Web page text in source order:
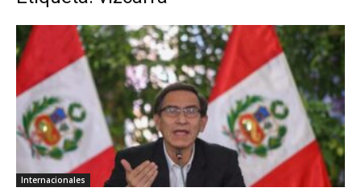
Internacionales